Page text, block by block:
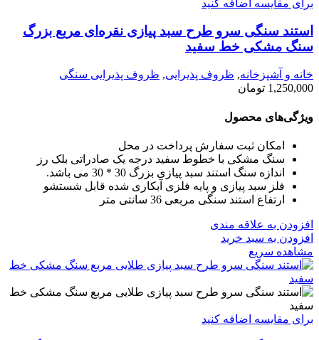
برای مقایسه اضافه کنید
استند سنگی سرو طرح سبد پیازی نقره‌ای مربع بزرگ
سنگ مشکی خط سفید
خانه و آشپزخانه, ظروف پذیرایی, ظروف پذیرایی سنگی
1,250,000 تومان
ویژگی‌های محصول
امکان ثبت سفارش پرداخت در محل
سنگ مشکی با خطوط سفید درجه یک صادراتی بلک رز
اندازه سنگ استند سبد پیازی بزرگ 30 * 30 می باشد.
فلز سبد پیازی و پایه فلزی آبکاری شده قابل شستشو
ارتفاع استند سنگی مربعی 36 سانتی متر
افزودن به علاقه مندی
افزودن به سبد خرید
مشاهده سریع
برای مقایسه اضافه کنید